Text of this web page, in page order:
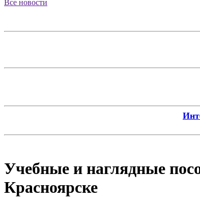
Все новости
Учебные и наглядные
Красноярске